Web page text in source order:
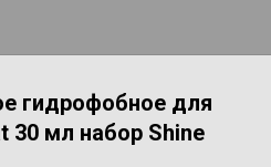
гидрофобное для
30 мл набор Shine